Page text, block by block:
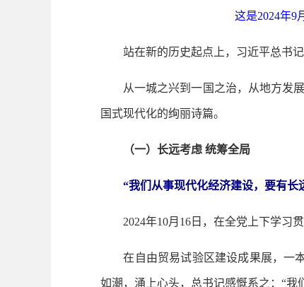
这是2024年9
站在新的历史起点上，习近平总书记
从一城之兴到一国之治，从地方发展
国式现代化的绚丽诗篇。
（一）长远考虑 统筹全局
“我们从事现代化经济建设，要有
2024年10月16日，在全党上下学习贯
在自由贸易试验区建设成果展，一本
如潮，涌上心头，总书记感慨系之：“